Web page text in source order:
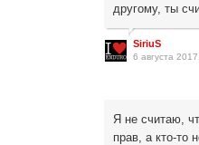
другому, ты
SiriuS
6 августа
Я не считаю,
прав, а кто-то